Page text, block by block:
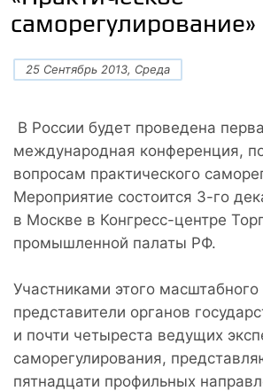
саморегулирование»
25 Сентябрь 2013, Среда
В России будет проведена
международная конференция,
вопросам практического
Мероприятие состоится 3-го
в Москве в Конгресс-центре
промышленной палаты РФ.
Участниками этого
представители органов
и почти четыреста ведущих
саморегулирования,
пятнадцати профильных